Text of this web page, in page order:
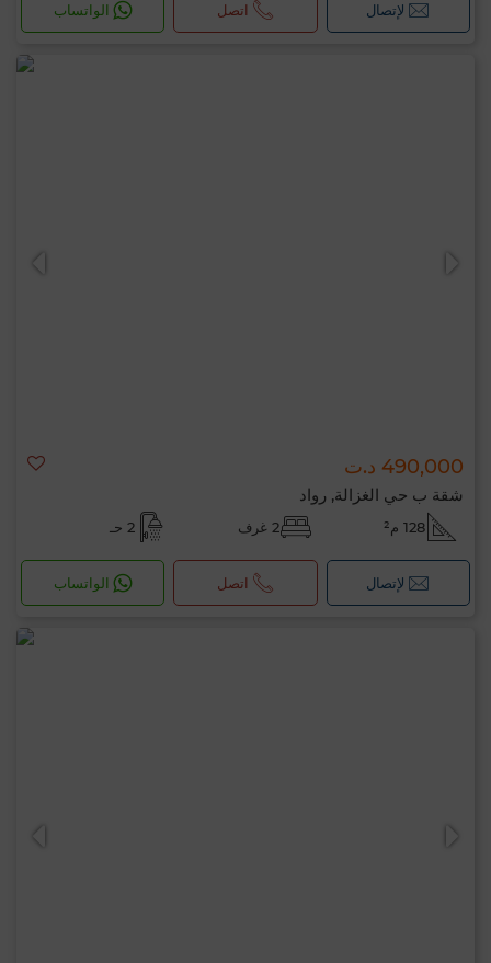
لإتصال اتصل الواتساب
490,000 د.ت
شقة ب حي الغزالة, رواد
128 م² 2 غرف 2 حـ
لإتصال اتصل الواتساب